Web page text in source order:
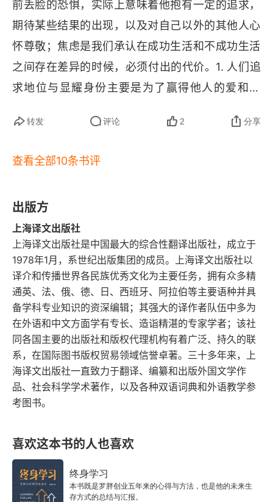
呢？
群体的判断方法。      身份的焦虑只有在一种情况
下才是成问题的，那就是我们遵循这些导致焦虑的
价值观念，仅仅是因为我们异常胆小怕事、循规蹈
矩，或仅仅是因为我们的思维已经被完全麻痹，以
神授，或因为我们周围的人对此心醉神迷，或因为
选择。       哲学、艺术、政治、基督教和波希米亚
新的身份等级，而这些等级建立在那些为大众所忽
略或批判的价值标准的基础之上。这五个不同领域
的革新者们一方面都坚持严格区分成功与失败、好
与坏、可耻与高尚，另一方面又试图重新塑造我们
的判断标准，使我们重新思考何种行为才能归入这
些重要的标题。        每一个时代都会有一些人无法
或不愿温顺地服从关于上层身份的主流观念，但他
们有资格拥有更好的称呼，而不是残酷地被人称为
失败者或小角色，而这五个领域的革新者们通过上
述的方式，赋予这些人以合理性。他们提供了好多
富有说服力和抚慰能力的事例来提醒我们，世界上
师的方式 —— 才能证明生活的成功。
前丢脸的恐惧，实际上意味着他抱有一定的追求，
期待某些结果的出现，以及对自己以外的其他人心
怀尊敬；焦虑是我们承认在成功生活和不成功生活
之间存在差异的时候，必须付出的代价。1. 人们追
求地位与显耀身份主要是为了赢得他人的爱和尊
们的幸福感，人们往往通过与他人比较来评价自己
认识到身份和成就的短暂性。5. 遗迹提醒我们与永
恒相比，焦虑和成就微不足道，从而带来内心的宁
静。
转发 评论 2 分享
查看全部10条书评
出版方
上海译文出版社
上海译文出版社是中国最大的综合性翻译出版社，成立于
1978年1月，系世纪出版集团的成员。上海译文出版社以
译介和传播世界各民族优秀文化为主要任务，拥有众多精
通英、法、俄、德、日、西班牙、阿拉伯等主要语种并具
备学科专业知识的资深编辑；其强大的译作者队伍中多为
在外语和中文方面学有专长、造诣精湛的专家学者；该社
同各国主要的出版社和版权代理机构有着广泛、持久的联
系，在国际图书版权贸易领域信誉卓著。三十多年来，上
海译文出版社一直致力于翻译、编纂和出版外国文学作
品、社会科学学术著作，以及各种双语词典和外语教学参
考图书。
喜欢这本书的人也喜欢
终身学习
本书既是罗胖创业五年来的心得与方法，也是他的未来生
存方式的总结与汇报。